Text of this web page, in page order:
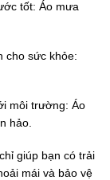
tốt: Áo mưa
cho sức khỏe:
môi trường: Áo
hảo.
giúp bạn có trải
mái và bảo vệ